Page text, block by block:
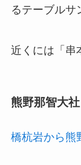
るテーブルサ
近くには「串
熊野那智大
橋杭岩から熊